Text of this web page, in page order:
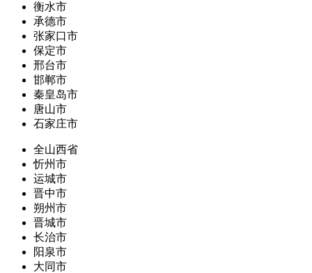
衡水市
承德市
张家口市
保定市
邢台市
邯郸市
秦皇岛市
唐山市
石家庄市
全山西省
忻州市
运城市
晋中市
朔州市
晋城市
长治市
阳泉市
大同市